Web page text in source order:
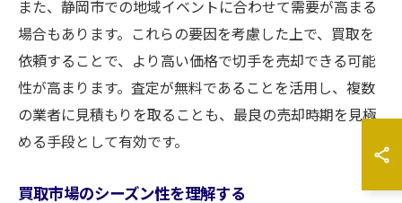
また、静岡市での地域イベントに合わせて需要が高まる
場合もあります。これらの要因を考慮した上で、買取を
依頼することで、より高い価格で切手を売却できる可能
性が高まります。査定が無料であることを活用し、複数
の業者に見積もりを取ることも、最良の売却時期を見極
める手段として有効です。
買取市場のシーズン性を理解する